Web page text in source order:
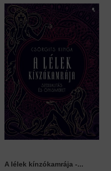
A lélek kínzókamrája -...